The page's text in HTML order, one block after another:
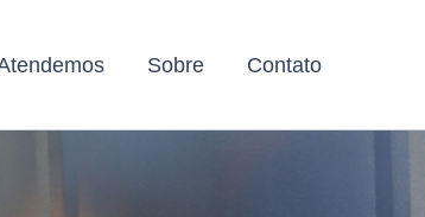
Sobre Contato